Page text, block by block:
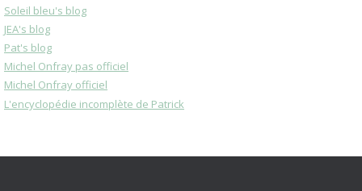
Soleil bleu's blog
JEA's blog
Pat's blog
Michel Onfray pas officiel
Michel Onfray officiel
L'encyclopédie incomplète de Patrick